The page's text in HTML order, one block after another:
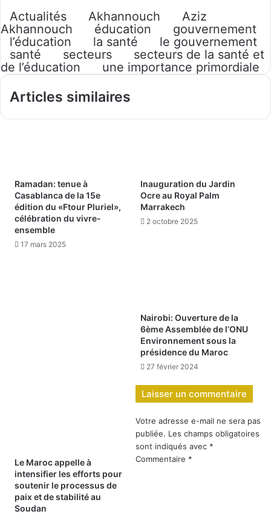
Actualités Akhannouch
Aziz
Akhannouch
éducation
gouvernement
l’éducation
la santé
le gouvernement
santé
secteurs
secteurs de la santé et
de l’éducation
une importance primordiale
Articles similaires
Ramadan: tenue à
Casablanca de la 15e
édition du «Ftour Pluriel»,
célébration du vivre-
ensemble
17 mars 2025
Inauguration du Jardin
Ocre au Royal Palm
Marrakech
2 octobre 2025
Nairobi: Ouverture de la
6ème Assemblée de l’ONU
Environnement sous la
présidence du Maroc
27 février 2024
Le Maroc appelle à
intensifier les efforts pour
soutenir le processus de
paix et de stabilité au
Soudan
Laisser un commentaire
Votre adresse e-mail ne sera pas
publiée. Les champs obligatoires
sont indiqués avec *
Commentaire *